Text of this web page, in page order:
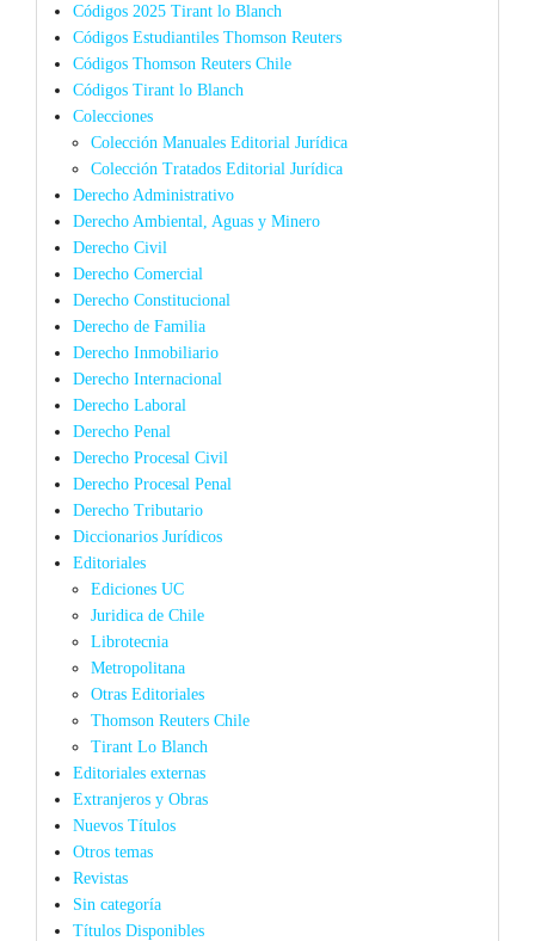
Códigos 2025 Tirant lo Blanch
Códigos Estudiantiles Thomson Reuters
Códigos Thomson Reuters Chile
Códigos Tirant lo Blanch
Colecciones
Colección Manuales Editorial Jurídica
Colección Tratados Editorial Jurídica
Derecho Administrativo
Derecho Ambiental, Aguas y Minero
Derecho Civil
Derecho Comercial
Derecho Constitucional
Derecho de Familia
Derecho Inmobiliario
Derecho Internacional
Derecho Laboral
Derecho Penal
Derecho Procesal Civil
Derecho Procesal Penal
Derecho Tributario
Diccionarios Jurídicos
Editoriales
Ediciones UC
Juridica de Chile
Librotecnia
Metropolitana
Otras Editoriales
Thomson Reuters Chile
Tirant Lo Blanch
Editoriales externas
Extranjeros y Obras
Nuevos Títulos
Otros temas
Revistas
Sin categoría
Títulos Disponibles